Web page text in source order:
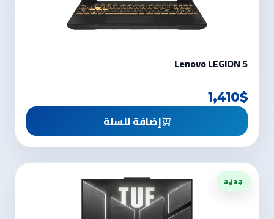
Lenovo LEGION 5
1,410$
إضافة للسلة
جديد